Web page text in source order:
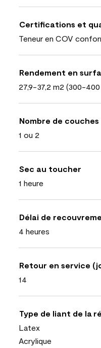
Certifications et
Teneur en COV
Rendement en
27,9-37,2 m2 (300-
Nombre de
1 ou 2
Sec au toucher
1 heure
Délai de
4 heures
Retour en service
14
Type de liant de la
Latex
Acrylique